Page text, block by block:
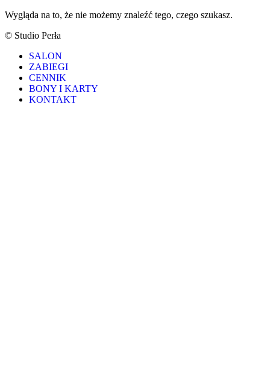
Wygląda na to, że nie możemy znaleźć tego, czego szukasz.
© Studio Perła
SALON
ZABIEGI
CENNIK
BONY I KARTY
KONTAKT